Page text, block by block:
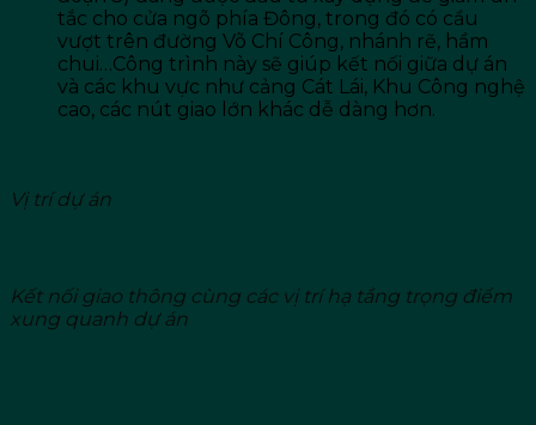
tắc cho cửa ngõ phía Đông, trong đó có cầu
vượt trên đường Võ Chí Công, nhánh rẽ, hầm
chui…Công trình này sẽ giúp kết nối giữa dự án
và các khu vực như cảng Cát Lái, Khu Công nghệ
cao, các nút giao lớn khác dễ dàng hơn.
Vị trí dự án
Kết nối giao thông cùng các vị trí hạ tầng trọng điểm
xung quanh dự án